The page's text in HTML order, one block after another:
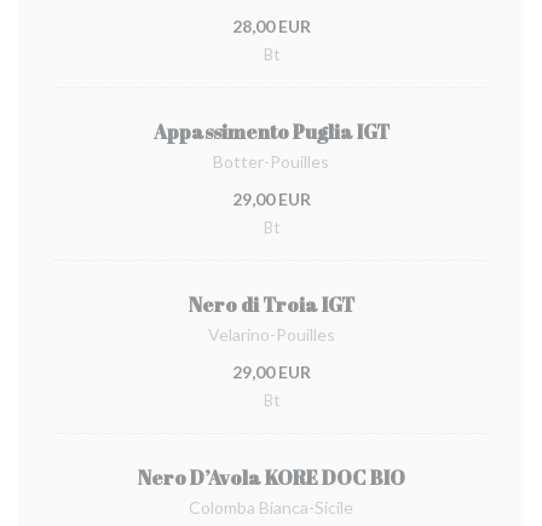
28,00 EUR
Bt
Appassimento Puglia IGT
Botter-Pouilles
29,00 EUR
Bt
Nero di Troia IGT
Velarino-Pouilles
29,00 EUR
Bt
Nero D’Avola KORE DOC BIO
Colomba Bianca-Sicile